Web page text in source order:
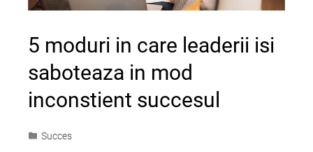
5 moduri in care leaderii isi
saboteaza in mod
inconstient succesul
Succes